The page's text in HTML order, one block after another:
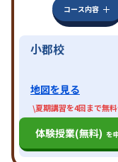
コース内容
小郡校
地図を見る
\夏期講習を4回まで無
体験授業(無料) を